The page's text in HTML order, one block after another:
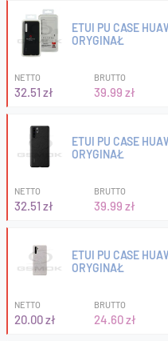
ETUI PU CASE
ORYGINAŁ
NETTO
32.51 zł
BRUTTO
39.99 zł
ETUI PU CASE
ORYGINAŁ
NETTO
32.51 zł
BRUTTO
39.99 zł
ETUI PU CASE
ORYGINAŁ
NETTO
20.00 zł
BRUTTO
24.60 zł